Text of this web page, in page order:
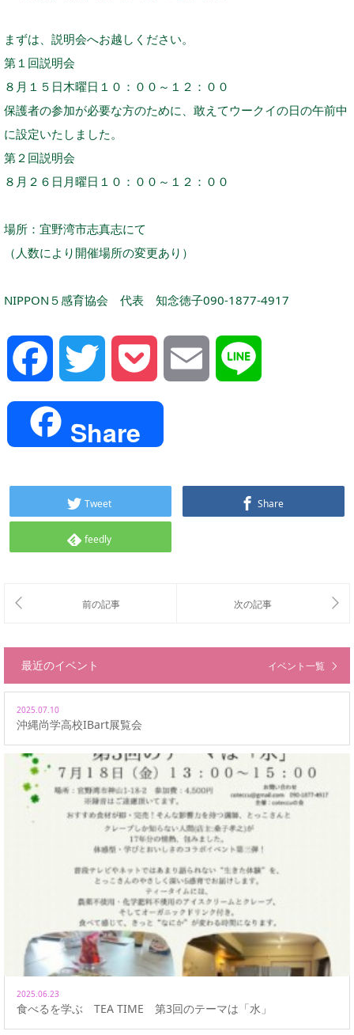
まずは、説明会へお越しください。
第１回説明会
８月１５日木曜日１０：００～１２：００
保護者の参加が必要な方のために、敢えてウークイの日の午前中
に設定いたしました。
第２回説明会
８月２６日月曜日１０：００～１２：００
場所：宜野湾市志真志にて
（人数により開催場所の変更あり）
NIPPON５感育協会 代表 知念徳子090-1877-4917
Facebook Twitter Pocket Email
Share
Tweet Share
feedly
最近のイベント イベント一覧
2025.07.10
沖縄尚学高校IBart展覧会
2025.06.23
食べるを学ぶ TEA TIME 第3回のテーマは「水」